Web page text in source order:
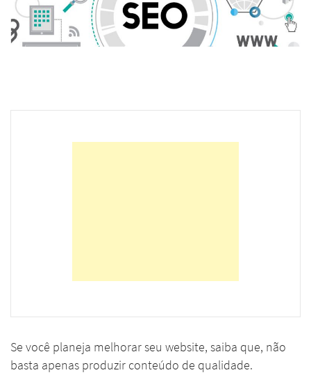
Se você planeja melhorar seu website, saiba que, não
basta apenas produzir conteúdo de qualidade.